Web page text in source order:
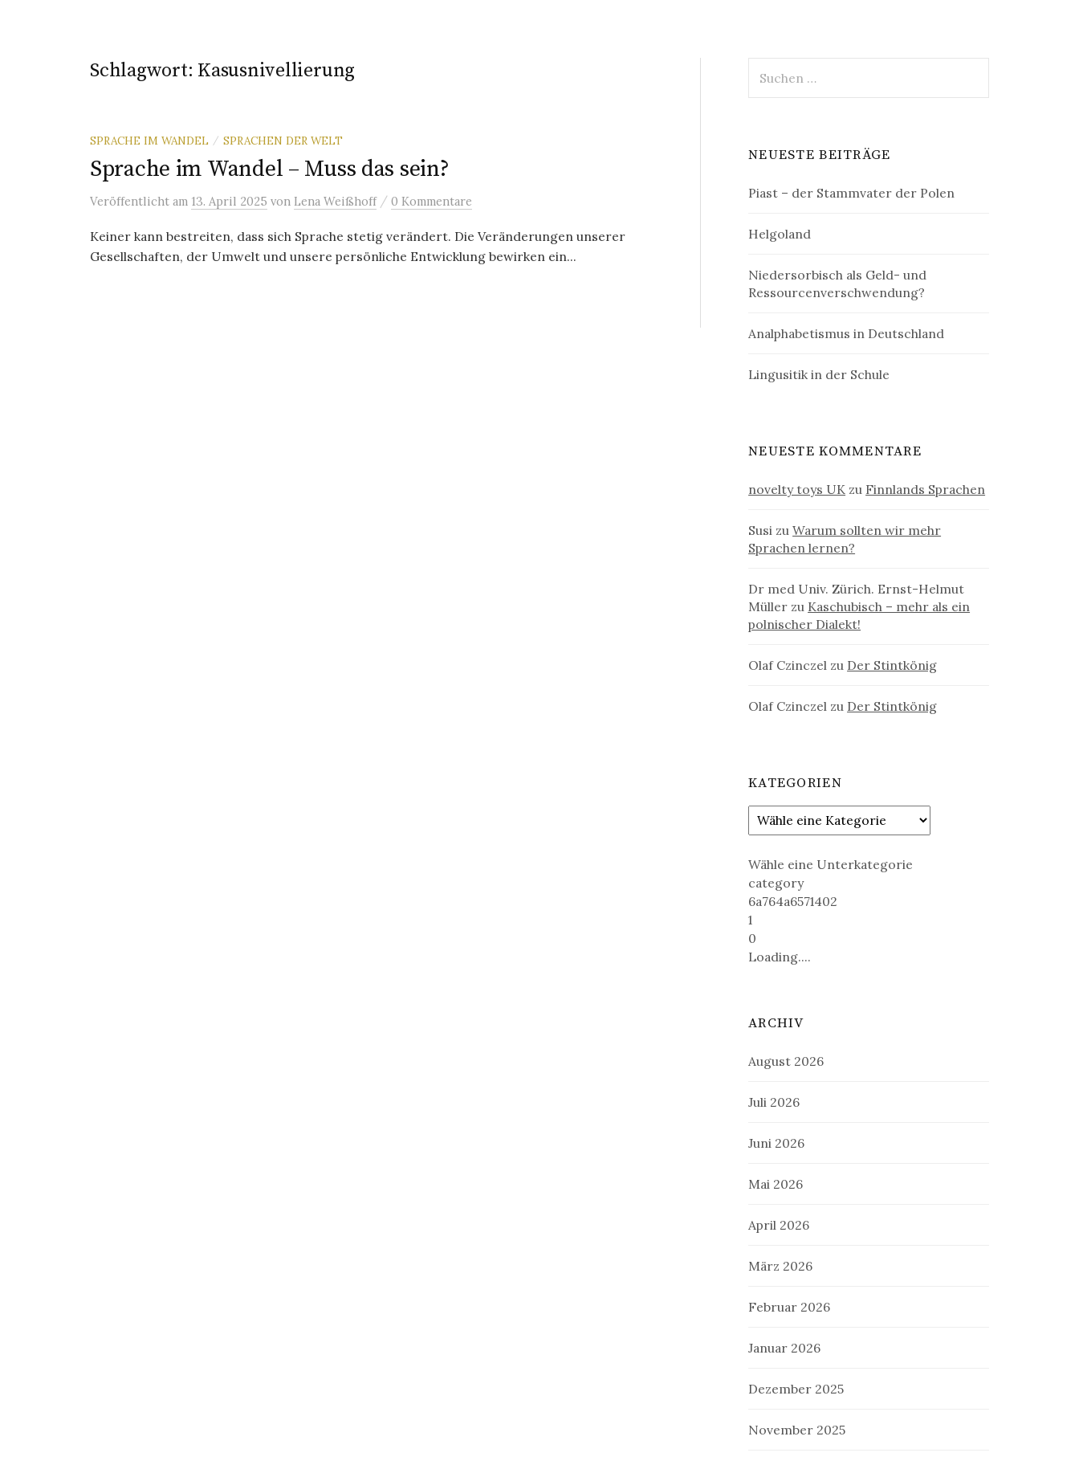
Schlagwort: Kasusnivellierung
SPRACHE IM WANDEL / SPRACHEN DER WELT
Sprache im Wandel – Muss das sein?
Veröffentlicht am 13. April 2025 von Lena Weißhoff / 0 Kommentare
Keiner kann bestreiten, dass sich Sprache stetig verändert. Die Veränderungen unserer
Gesellschaften, der Umwelt und unsere persönliche Entwicklung bewirken ein...
nach:
NEUESTE BEITRÄGE
Piast – der Stammvater der Polen
Helgoland
Niedersorbisch als Geld- und
Ressourcenverschwendung?
Analphabetismus in Deutschland
Lingusitik in der Schule
NEUESTE KOMMENTARE
novelty toys UK zu Finnlands Sprachen
Susi zuWarum sollten wir mehr
Sprachen lernen?
Dr med Univ. Zürich. Ernst-Helmut
Müller zu Kaschubisch – mehr als ein
polnischer Dialekt!
Olaf Czinczel zu Der Stintkönig
Olaf Czinczel zu Der Stintkönig
KATEGORIEN
Wähle eine Unterkategorie
category
6a764a6571402
1
0
Loading....
ARCHIV
August 2026
Juli 2026
Juni 2026
Mai 2026
April 2026
März 2026
Februar 2026
Januar 2026
Dezember 2025
November 2025